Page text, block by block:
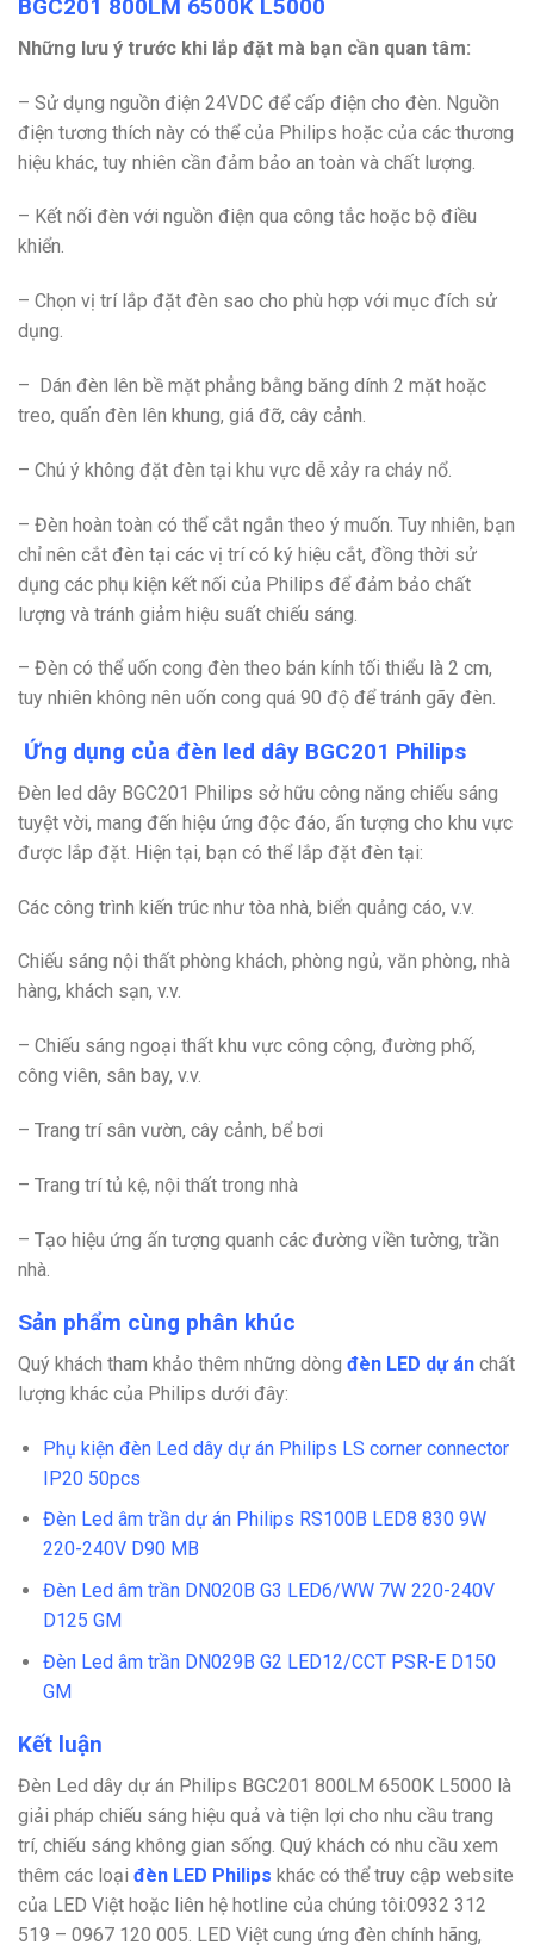
BGC201 800LM 6500K L5000
Những lưu ý trước khi lắp đặt mà bạn cần quan tâm:
– Sử dụng nguồn điện 24VDC để cấp điện cho đèn. Nguồn
điện tương thích này có thể của Philips hoặc của các thương
hiệu khác, tuy nhiên cần đảm bảo an toàn và chất lượng.
– Kết nối đèn với nguồn điện qua công tắc hoặc bộ điều
khiển.
– Chọn vị trí lắp đặt đèn sao cho phù hợp với mục đích sử
dụng.
– Dán đèn lên bề mặt phẳng bằng băng dính 2 mặt hoặc
treo, quấn đèn lên khung, giá đỡ, cây cảnh.
– Chú ý không đặt đèn tại khu vực dễ xảy ra cháy nổ.
– Đèn hoàn toàn có thể cắt ngắn theo ý muốn. Tuy nhiên, bạn
chỉ nên cắt đèn tại các vị trí có ký hiệu cắt, đồng thời sử
dụng các phụ kiện kết nối của Philips để đảm bảo chất
lượng và tránh giảm hiệu suất chiếu sáng.
– Đèn có thể uốn cong đèn theo bán kính tối thiểu là 2 cm,
tuy nhiên không nên uốn cong quá 90 độ để tránh gãy đèn.
Ứng dụng của đèn led dây BGC201 Philips
Đèn led dây BGC201 Philips sở hữu công năng chiếu sáng
tuyệt vời, mang đến hiệu ứng độc đáo, ấn tượng cho khu vực
được lắp đặt. Hiện tại, bạn có thể lắp đặt đèn tại:
Các công trình kiến trúc như tòa nhà, biển quảng cáo, v.v.
Chiếu sáng nội thất phòng khách, phòng ngủ, văn phòng, nhà
hàng, khách sạn, v.v.
– Chiếu sáng ngoại thất khu vực công cộng, đường phố,
công viên, sân bay, v.v.
– Trang trí sân vườn, cây cảnh, bể bơi
– Trang trí tủ kệ, nội thất trong nhà
– Tạo hiệu ứng ấn tượng quanh các đường viền tường, trần
nhà.
Sản phẩm cùng phân khúc
Quý khách tham khảo thêm những dòng đèn LED dự án chất
lượng khác của Philips dưới đây:
Phụ kiện đèn Led dây dự án Philips LS corner connector
IP20 50pcs
Đèn Led âm trần dự án Philips RS100B LED8 830 9W
220-240V D90 MB
Đèn Led âm trần DN020B G3 LED6/WW 7W 220-240V
D125 GM
Đèn Led âm trần DN029B G2 LED12/CCT PSR-E D150
GM
Kết luận
Đèn Led dây dự án Philips BGC201 800LM 6500K L5000 là
giải pháp chiếu sáng hiệu quả và tiện lợi cho nhu cầu trang
trí, chiếu sáng không gian sống. Quý khách có nhu cầu xem
thêm các loại đèn LED Philips khác có thể truy cập website
của LED Việt hoặc liên hệ hotline của chúng tôi:0932 312
519 – 0967 120 005. LED Việt cung ứng đèn chính hãng,